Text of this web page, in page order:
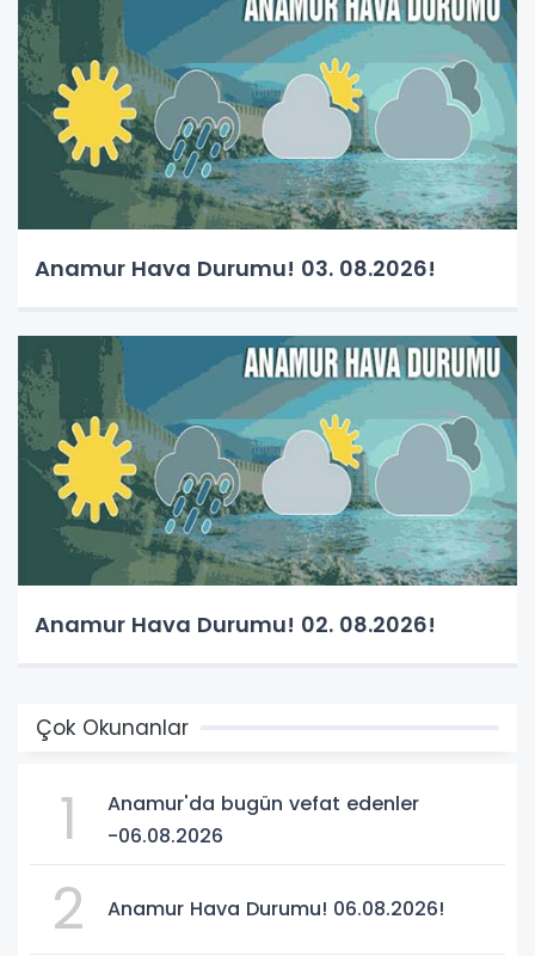
Anamur Hava Durumu! 03. 08.2026!
Anamur Hava Durumu! 02. 08.2026!
Çok Okunanlar
1
Anamur'da bugün vefat edenler
-06.08.2026
2 Anamur Hava Durumu! 06.08.2026!